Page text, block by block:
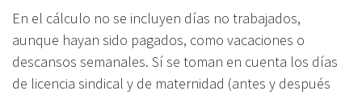
En el cálculo no se incluyen días no trabajados,
aunque hayan sido pagados, como vacaciones o
descansos semanales. Sí se toman en cuenta los días
de licencia sindical y de maternidad (antes y después